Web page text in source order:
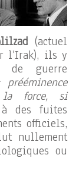
(actuel
l’Irak), ils y
de guerre
prééminence
force, si
des fuites
officiels,
nullement
ou